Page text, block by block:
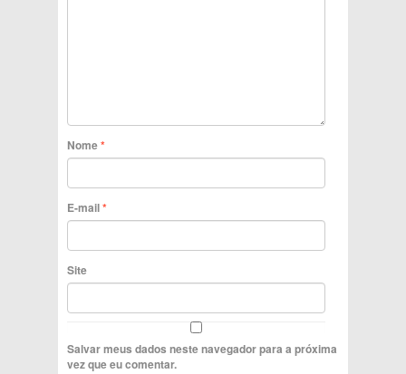
Nome*
E-mail*
Site
Salvar meus dados neste navegador para a próxima
vez que eu comentar.